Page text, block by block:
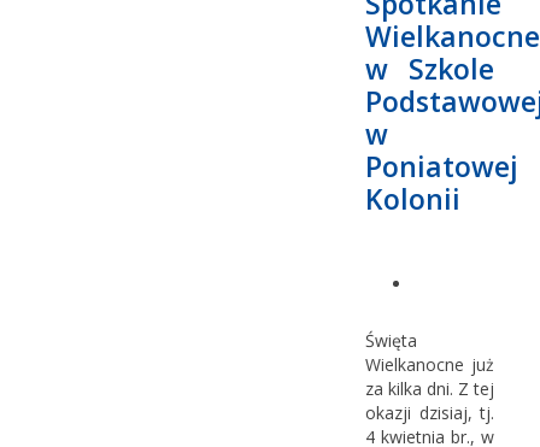
Wielkanocne
w Szkole
w
Poniatowej
Kolonii
Święta
Wielkanocne już
za kilka dni. Z tej
okazji dzisiaj, tj.
4 kwietnia br., w